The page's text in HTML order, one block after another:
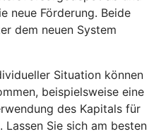
neue Förderung. Beide
dem neuen System
Situation können
beispielsweise eine
des Kapitals für
Sie sich am besten